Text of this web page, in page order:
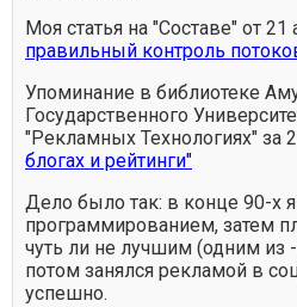
Моя статья на "Составе" от 21
правильный контроль
Упоминание в библиотеке
Государственного
"Рекламных Технологиях" за
блогах и рейтинги"
Дело было так: в конце 90-х
программированием, затем
чуть ли не лучшим (одним из
потом занялся рекламой в
успешно.